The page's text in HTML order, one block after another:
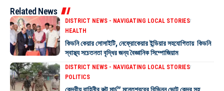
Related News
DISTRICT NEWS - NAVIGATING LOCAL STORIES
HEALTH
কিডনি কেয়ার সোসাইটি, নেফ্রোকেয়ার ইন্ডিয়ার সহযোগিতায় কিডনি
স্বাস্থ্য সচেতনতা বৃদ্ধির জন্য বৈজ্ঞানিক সিম্পোজিয়াম
DISTRICT NEWS - NAVIGATING LOCAL STORIES
POLITICS
কেন্দ্রীয় বাহিনীর রুট মার্চ” মন্তেশ্বরের বিভিন্ন ভোট কেন্দ্র সহ